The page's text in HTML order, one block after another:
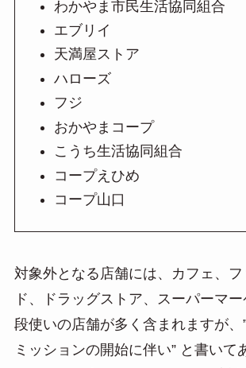
わかやま市民生活協同組合
エブリイ
天満屋ストア
ハローズ
フジ
おかやまコープ
こうち生活協同組合
コープえひめ
コープ山口
対象外となる店舗には、カフェ、
ド、ドラッグストア、スーパーマ
段使いの店舗が多く含まれますが、
ミッションの開始に伴い” と書いて